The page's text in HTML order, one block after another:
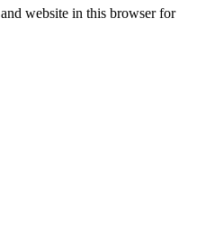
website in this browser for